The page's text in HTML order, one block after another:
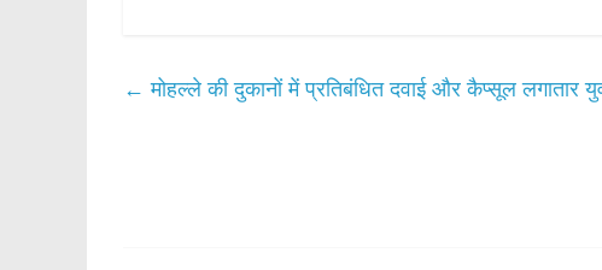
b er s e
← मोहल्ले की दुकानों में प्रतिबंधित दवाई और कैप्सूल लगातार